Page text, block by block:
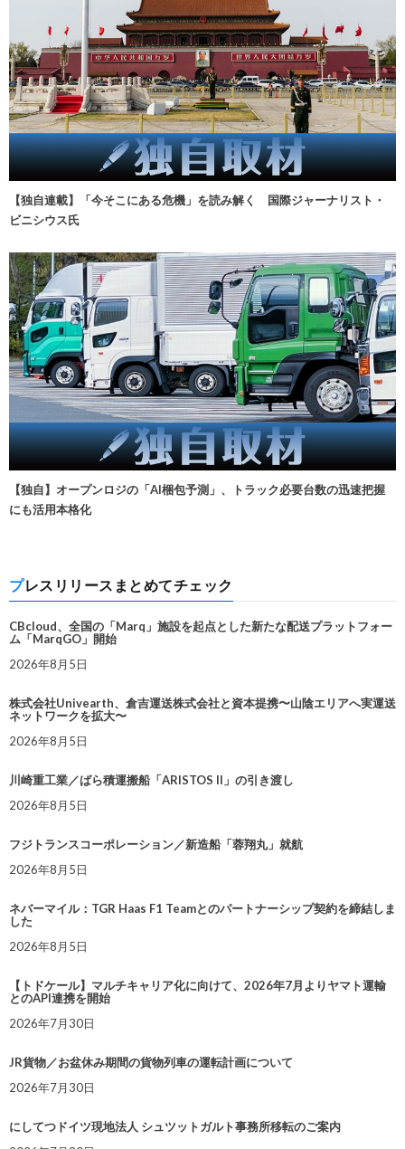
【独自連載】「今そこにある危機」を読み解く 国際ジャーナリスト・
ビニシウス氏
【独自】オープンロジの「AI梱包予測」、トラック必要台数の迅速把握
にも活用本格化
プレスリリースまとめてチェック
CBcloud、全国の「Marq」施設を起点とした新たな配送プラットフォー
ム「MarqGO」開始
2026年8月5日
株式会社Univearth、倉吉運送株式会社と資本提携〜山陰エリアへ実運送
ネットワークを拡大〜
2026年8月5日
川崎重工業／ばら積運搬船「ARISTOS II」の引き渡し
2026年8月5日
フジトランスコーポレーション／新造船「蓉翔丸」就航
2026年8月5日
ネバーマイル：TGR Haas F1 Teamとのパートナーシップ契約を締結しま
した
2026年8月5日
【トドケール】マルチキャリア化に向けて、2026年7月よりヤマト運輸
とのAPI連携を開始
2026年7月30日
JR貨物／お盆休み期間の貨物列車の運転計画について
2026年7月30日
にしてつドイツ現地法人 シュツットガルト事務所移転のご案内